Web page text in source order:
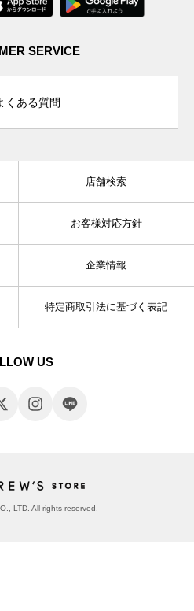
SERVICE
くある質問
店舗検索
お客様対応方針
企業情報
特定商取引法に基づく表記
US
LTD. All rights reserved.